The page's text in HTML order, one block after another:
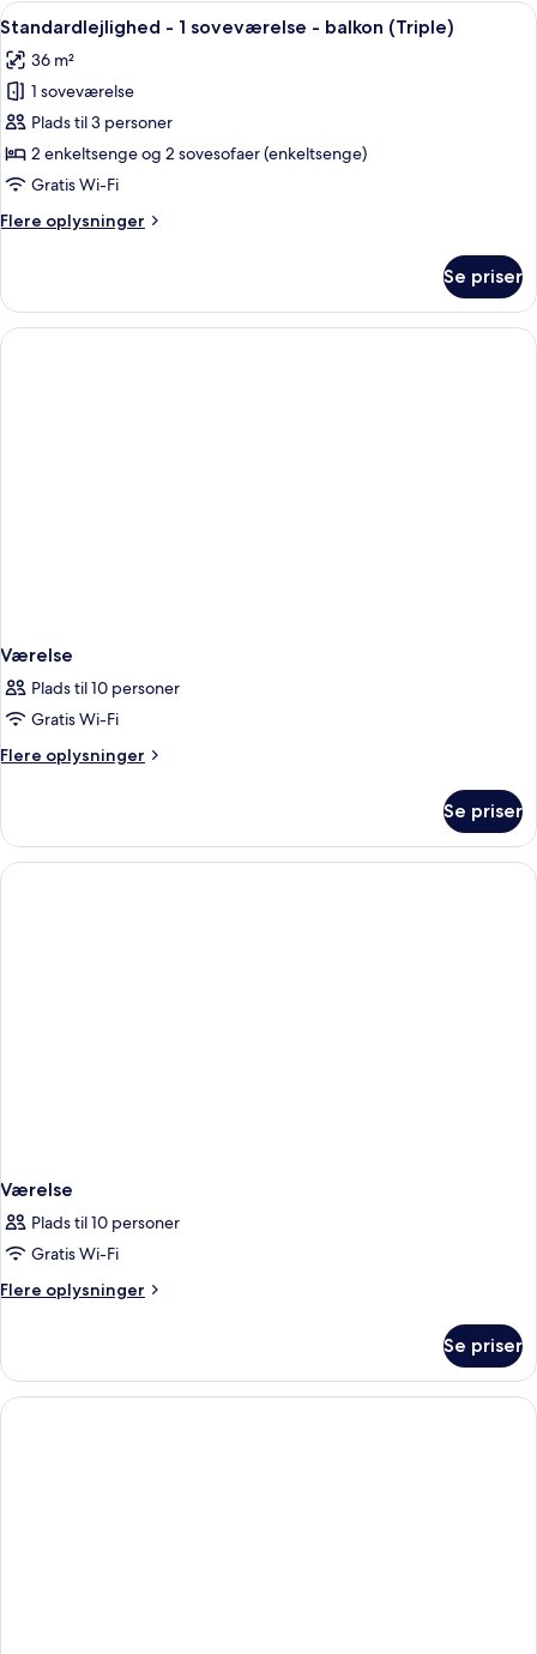
soveværelse
balkon
(Double)
Indlæs
alle
billeder
af
Standardlejlighed
-
1
-
En moderne stue med sofa,
5
Standardlejlighed - 1 soveværelse - balkon (Triple)
36 m²
1 soveværelse
Plads til 3 personer
2 enkeltsenge og 2 sovesofaer (enkeltsenge)
Gratis Wi-Fi
Flere oplysninger
Flere
-
soveværelse
Se priser
Værelse
Plads til 10 personer
Gratis Wi-Fi
Flere oplysninger
Flere
Se priser
Værelse
Plads til 10 personer
Gratis Wi-Fi
Flere oplysninger
Flere
Se priser